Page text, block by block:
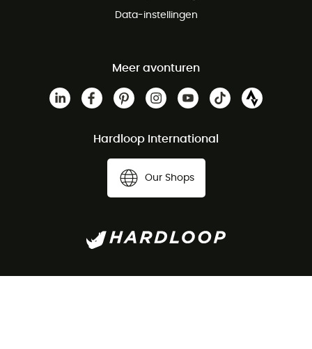
Data-instellingen
Meer avonturen
Hardloop International
Our Shops